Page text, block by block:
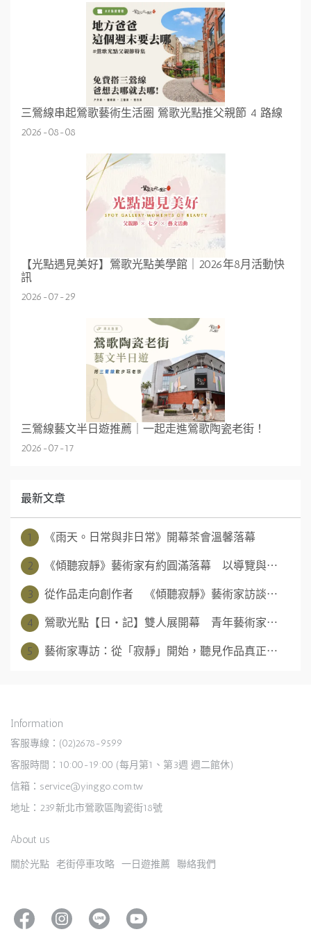
三鶯線串起鶯歌藝術生活圈 鶯歌光點推父親節 4 路線
2026-08-08
【光點遇見美好】鶯歌光點美學館｜2026年8月活動快
訊
2026-07-29
三鶯線藝文半日遊推薦｜一起走進鶯歌陶瓷老街！
2026-07-17
最新文章
1 《雨天。日常與非日常》開幕茶會溫馨落幕
2 《傾聽寂靜》藝術家有約圓滿落幕 以導覽與⋯
3 從作品走向創作者 《傾聽寂靜》藝術家訪談⋯
4 鶯歌光點【日‧記】雙人展開幕 青年藝術家⋯
5 藝術家專訪：從「寂靜」開始，聽見作品真正⋯
Information
客服專線：(02)2678-9599
客服時間：10:00-19:00 (每月第1、第3週 週二館休)
信箱：service@yinggo.com.tw
地址：239新北市鶯歌區陶瓷街18號
About us
關於光點 老街停車攻略 一日遊推薦 聯絡我們